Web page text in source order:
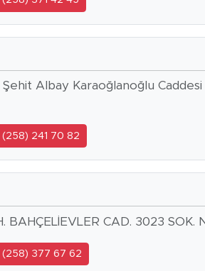
Şehit Albay Karaoğlanoğlu
241 70 82
BAHÇELİEVLER CAD. 3023 SOK.
(258) 377 67 62